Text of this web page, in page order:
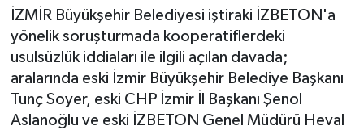
İZMİR Büyükşehir Belediyesi iştiraki İZBETON'a
yönelik soruşturmada kooperatiflerdeki
usulsüzlük iddiaları ile ilgili açılan davada;
aralarında eski İzmir Büyükşehir Belediye Başkanı
Tunç Soyer, eski CHP İzmir İl Başkanı Şenol
Aslanoğlu ve eski İZBETON Genel Müdürü Heval
Magazin
Kültür Sanat
Resmi Reklam